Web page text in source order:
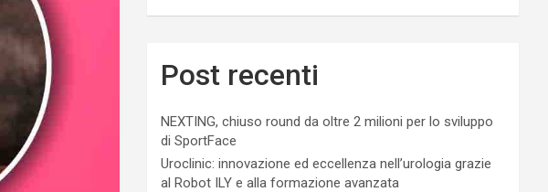
Post recenti
NEXTING, chiuso round da oltre 2 milioni per lo sviluppo
di SportFace
Uroclinic: innovazione ed eccellenza nell’urologia grazie
al Robot ILY e alla formazione avanzata